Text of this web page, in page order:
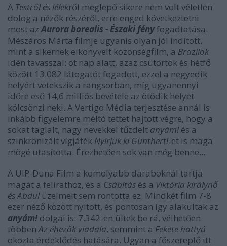
A Testről és lélekről meglepő sikere nem volt véletlen
dolog a nézők részéről, erre enged következtetni
most azAurora borealis - Északi fényfogadtatása.
Mészáros Márta filmje ugyanis olyan jól indított,
mint a sikernek elkönyvelt közönségfilm, a Brazilok
idén tavasszal: öt nap alatt, azaz csütörtök és hétfő
között 13.082 látogatót fogadott, ezzel a negyedik
helyért vetekszik a rangsorban, míg ugyanennyi
időre eső 14,6 milliós bevétele az ötödik helyet
kölcsönzi neki. A Vertigo Média terjesztése annál is
inkább figyelemre méltó tettet hajtott végre, hogy a
sokat taglalt, nagy nevekkel tűzdelt anyám!és a
szinkronizált vígjáték Nyírjük ki Günthert!-et is maga
mögé utasította. Érezhetően sok van még benne...
A UIP-Duna Film a komolyabb daraboknál tartja
magát a felirathoz, és a Csábítás és a Viktória királynő
és Abdulüzelmeit sem rontotta ez. Mindkét film 7-8
ezer néző között nyitott, és pontosan így alakultak az
anyám! dolgai is: 7.342-en ültek be rá, vélhetően
többenAz éhezők viadala, semmint a Fekete hattyú
okozta érdeklődés hatására. Ugyan a főszereplő itt